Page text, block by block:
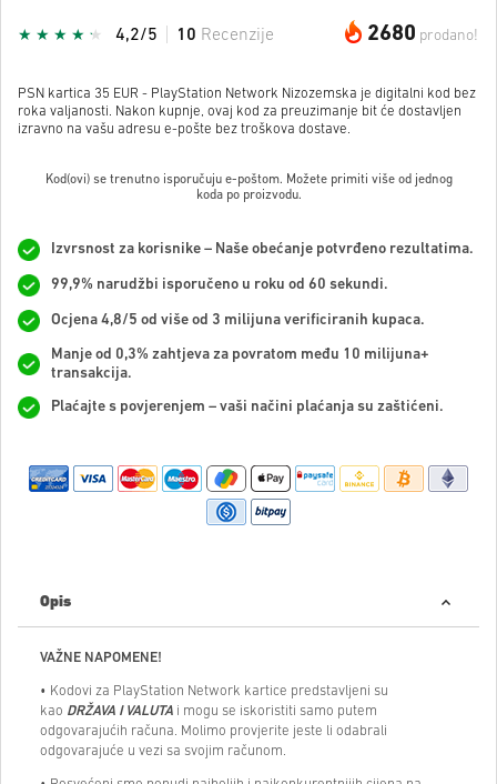
2680 prodano!
4,2/5 10 Recenzije
PSN kartica 35 EUR - PlayStation Network Nizozemska je digitalni kod bez
roka valjanosti. Nakon kupnje, ovaj kod za preuzimanje bit će dostavljen
izravno na vašu adresu e-pošte bez troškova dostave.
Kod(ovi) se trenutno isporučuju e-poštom. Možete primiti više od jednog
koda po proizvodu.
Izvrsnost za korisnike – Naše obećanje potvrđeno rezultatima.
99,9% narudžbi isporučeno u roku od 60 sekundi.
Ocjena 4,8/5 od više od 3 milijuna verificiranih kupaca.
Manje od 0,3% zahtjeva za povratom među 10 milijuna+
transakcija.
Plaćajte s povjerenjem – vaši načini plaćanja su zaštićeni.
Opis
VAŽNE NAPOMENE!
• Kodovi za PlayStation Network kartice predstavljeni su
kao DRŽAVA I VALUTA i mogu se iskoristiti samo putem
odgovarajućih računa. Molimo provjerite jeste li odabrali
odgovarajuće u vezi sa svojim računom.